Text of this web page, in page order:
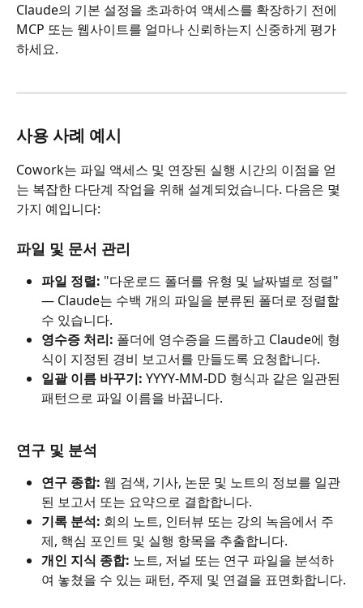
Claude의 기본 설정을 초과하여 액세스를 확장하기 전에
MCP 또는 웹사이트를 얼마나 신뢰하는지 신중하게 평가
하세요.
사용 사례 예시
Cowork는 파일 액세스 및 연장된 실행 시간의 이점을 얻
는 복잡한 다단계 작업을 위해 설계되었습니다. 다음은 몇
가지 예입니다:
파일 및 문서 관리
파일 정렬: "다운로드 폴더를 유형 및 날짜별로 정렬"
— Claude는 수백 개의 파일을 분류된 폴더로 정렬할
수 있습니다.
영수증 처리: 폴더에 영수증을 드롭하고 Claude에 형
식이 지정된 경비 보고서를 만들도록 요청합니다.
일괄 이름 바꾸기: YYYY-MM-DD 형식과 같은 일관된
패턴으로 파일 이름을 바꿉니다.
연구 및 분석
연구 종합: 웹 검색, 기사, 논문 및 노트의 정보를 일관
된 보고서 또는 요약으로 결합합니다.
기록 분석: 회의 노트, 인터뷰 또는 강의 녹음에서 주
제, 핵심 포인트 및 실행 항목을 추출합니다.
개인 지식 종합: 노트, 저널 또는 연구 파일을 분석하
여 놓쳤을 수 있는 패턴, 주제 및 연결을 표면화합니다.